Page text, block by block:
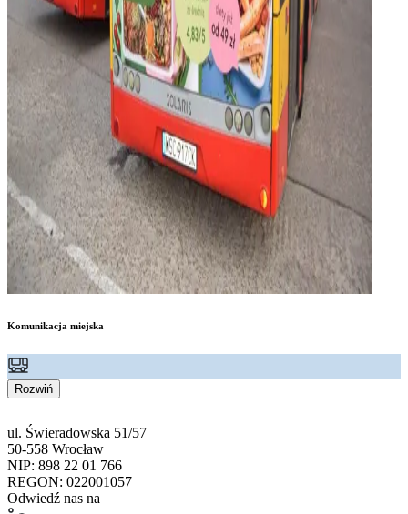
Komunikacja miejska
Rozwiń
ul. Świeradowska 51/57
50-558 Wrocław
NIP: 898 22 01 766
REGON: 022001057
Odwiedź nas na